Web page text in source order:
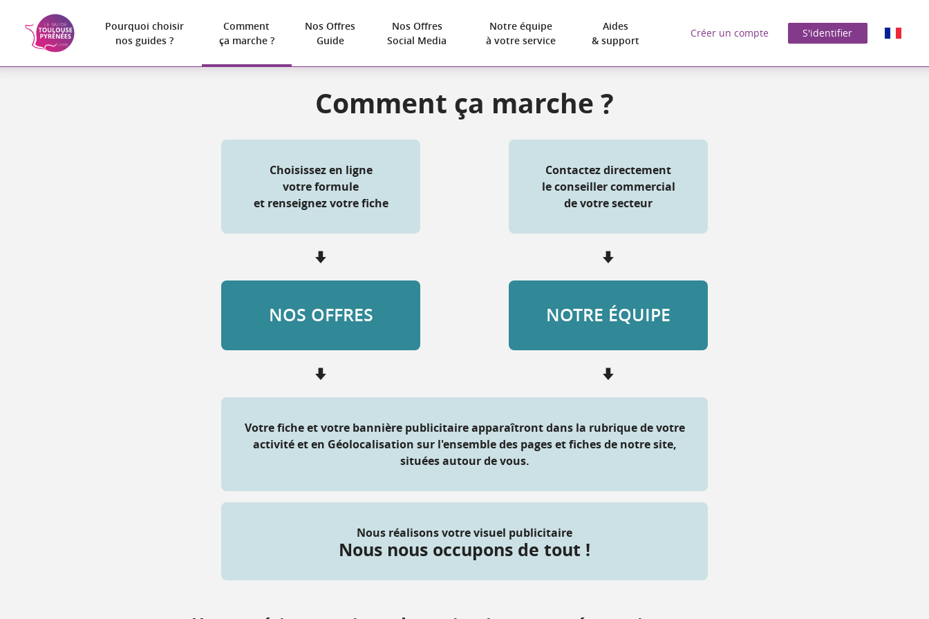
Créer un compte S'identifier
Pourquoi choisir
nos guides ?
Comment
ça marche ?
Nos Offres
Guide
Nos Offres
Social Media
Notre équipe
à votre service
Aides
& support
Comment ça marche ?
Choisissez en ligne
votre formule
et renseignez votre fiche
NOS OFFRES
Contactez directement
le conseiller commercial
de votre secteur
NOTRE ÉQUIPE
Votre fiche et votre bannière publicitaire apparaîtront dans la rubrique de votre
activité et en Géolocalisation sur l'ensemble des pages et fiches de notre site,
situées autour de vous.
Nous réalisons votre visuel publicitaire
Nous nous occupons de tout !